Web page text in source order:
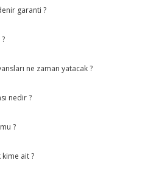
garanti ?
ne zaman yatacak ?
nedir ?
?
kime ait ?